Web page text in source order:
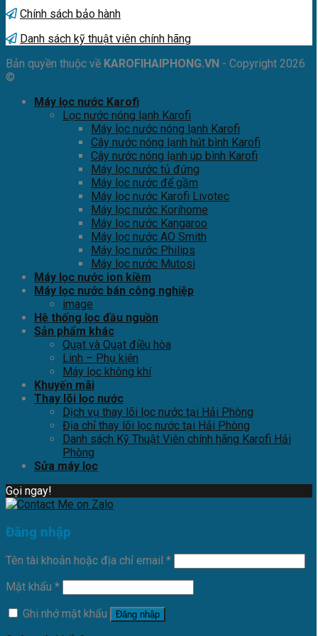
Chính sách bảo hành
Danh sách kỹ thuật viên chính hãng
Bản quyền thuộc về KAROFIHAIPHONG.VN - Copyright 2026
©
Máy lọc nước Karofi
Lọc nước nóng lạnh Karofi
Máy lọc nước nóng lạnh Karofi
Cây nước nóng lạnh hút bình Karofi
Cây nước nóng lạnh úp bình Karofi
Máy lọc nước tủ đứng
Máy lọc nước để gầm
Máy lọc nước Karofi Livotec
Máy lọc nước Korihome
Máy lọc nước Kangaroo
Máy lọc nước AO Smith
Máy lọc nước Philips
Máy lọc nước Mutosi
Máy lọc nước ion kiềm
Máy lọc nước bán công nghiệp
image
Hệ thống lọc đầu nguồn
Sản phẩm khác
Quạt và Quạt điều hòa
Linh – Phụ kiện
Máy lọc không khí
Khuyến mãi
Thay lõi lọc nước
Dịch vụ thay lõi lọc nước tại Hải Phòng
Địa chỉ thay lõi lọc nước tại Hải Phòng
Danh sách Kỹ Thuật Viên chính hãng Karofi Hải
Phòng
Sửa máy lọc
Gọi ngay!
Đăng nhập
Tên tài khoản hoặc địa chỉ email *
Mật khẩu *
Ghi nhớ mật khẩu
Đăng nhập